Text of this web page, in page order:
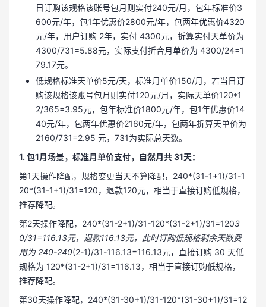
日订购该规格该账号包月则实付240元/月，包年标准价3
600元/年，包1年优惠价2800元/年，包两年优惠价4320
元/年，用户订购 2年，实付 4300元，折算实付天单价为
4300/731=5.88元，实际支付折合月单价为 4300/24=1
79.17元。
低规格标准天单价5元/天，标准月单价150/月，若当日订
购该规格该账号包月则实付120元/月，实际天单价120*1
2/365=3.95元，包年标准价1800元/年，包1年优惠价14
40元/年，包两年优惠价2160元/年，包两年折算天单价为
2160/731=2.95 元，731为实际总天数。
1. 包1月场景，标准月单价支付，自然月共 31天：
第1天操作降配，规格变更当天不算降配，240*(31-1+1)/31-1
20*(31-1+1)/31=120，退款120元，相当于直接订购低规格，
推荐降配。
第2天操作降配，240*(31-2+1)/31-120*(31-2+1)/31=1203
0/31=116.13元，退款116.13元，此时订购低规格剩余天数费
用为 240-240(2-1)/31-116.13=116.13元，直接订购 30 天低
规格为 120*(31-2+1)/31=116.13，相当于直接订购低规格，
推荐降配。
第30天操作降配，240*(31-30+1)/31-120*(31-30+1)/31=12